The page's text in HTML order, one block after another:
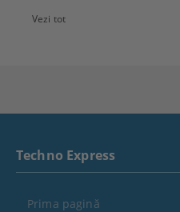
Vezi tot
Techno Express
Prima pagină